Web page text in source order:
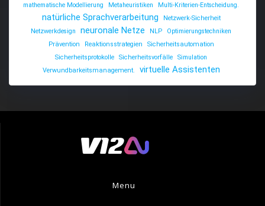
mathematische Modellierung Metaheuristiken Multi-Kriterien-Entscheidung.
natürliche Sprachverarbeitung
Netzwerk-Sicherheit
Netzwerkdesign
neuronale Netze NLP
Optimierungstechniken
Prävention
Reaktionsstrategien
Sicherheitsautomation
Sicherheitsprotokolle
Sicherheitsvorfälle
Simulation
Verwundbarkeitsmanagement.
virtuelle Assistenten
Menu